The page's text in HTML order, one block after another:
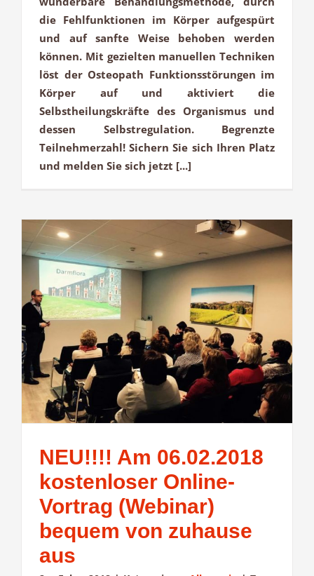
die Fehlfunktionen im Körper aufgespürt
und auf sanfte Weise behoben werden
können. Mit gezielten manuellen Techniken
löst der Osteopath Funktionsstörungen im
Körper auf und aktiviert die
Selbstheilungskräfte des Organismus und
dessen Selbstregulation. Begrenzte
Teilnehmerzahl! Sichern Sie sich Ihren Platz
und melden Sie sich jetzt [...]
NEU!!!! Am 06.02.2018
kostenloser Online-
Vortrag (Webinar)
bequem von zuhause
aus